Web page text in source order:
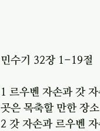
민수기 32장 1-19절
1 르우벤 자손과 갓
곳은 목축할 만한 장
2 갓 자손과 르우벤